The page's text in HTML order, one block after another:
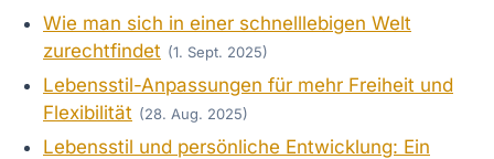
Wie man sich in einer schnelllebigen Welt
zurechtfindet (1. Sept. 2025)
Lebensstil-Anpassungen für mehr Freiheit und
Flexibilität (28. Aug. 2025)
Lebensstil und persönliche Entwicklung: Ein